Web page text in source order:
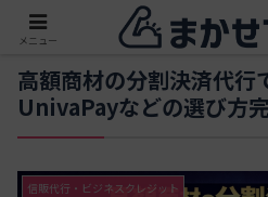
高額商材の分割決済代行
UnivaPayなどの選び方
信販代行・ビジネスクレジット
メニュー